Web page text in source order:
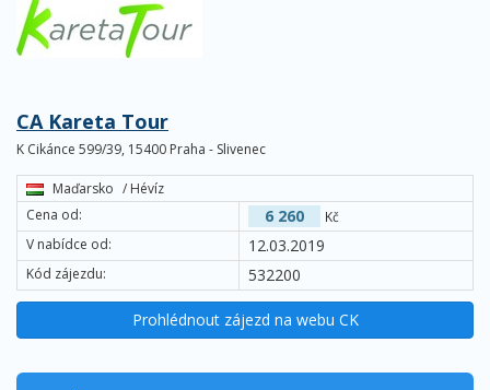
CA Kareta Tour
K Cikánce 599/39, 15400 Praha - Slivenec
Maďarsko / Hévíz
Cena od:
6 260 Kč
V nabídce od: 12.03.2019
Kód zájezdu: 532200
Prohlédnout zájezd na webu CK